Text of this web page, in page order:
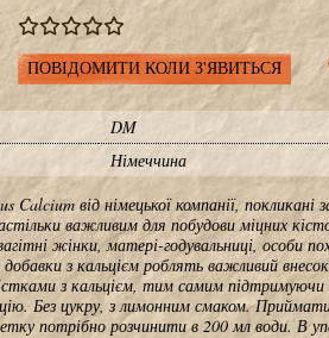
ПОВІДОМИТИ КОЛИ З'ЯВИТЬСЯ
DM
Німеччина
від німецької компанії, покликані
важливим для побудови міцних
жінки, матері-годувальниці, особи
з кальцієм роблять важливий
з кальцієм, тим самим підтримуючи
Без цукру, з лимонним смаком.
потрібно розчинити в 200 мл води. В